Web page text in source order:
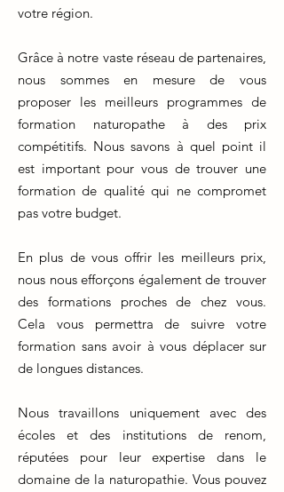
votre région.
Grâce à notre vaste réseau de partenaires,
nous sommes en mesure de vous
proposer les meilleurs programmes de
formation naturopathe à des prix
compétitifs. Nous savons à quel point il
est important pour vous de trouver une
formation de qualité qui ne compromet
pas votre budget.
En plus de vous offrir les meilleurs prix,
nous nous efforçons également de trouver
des formations proches de chez vous.
Cela vous permettra de suivre votre
formation sans avoir à vous déplacer sur
de longues distances.
Nous travaillons uniquement avec des
écoles et des institutions de renom,
réputées pour leur expertise dans le
domaine de la naturopathie. Vous pouvez